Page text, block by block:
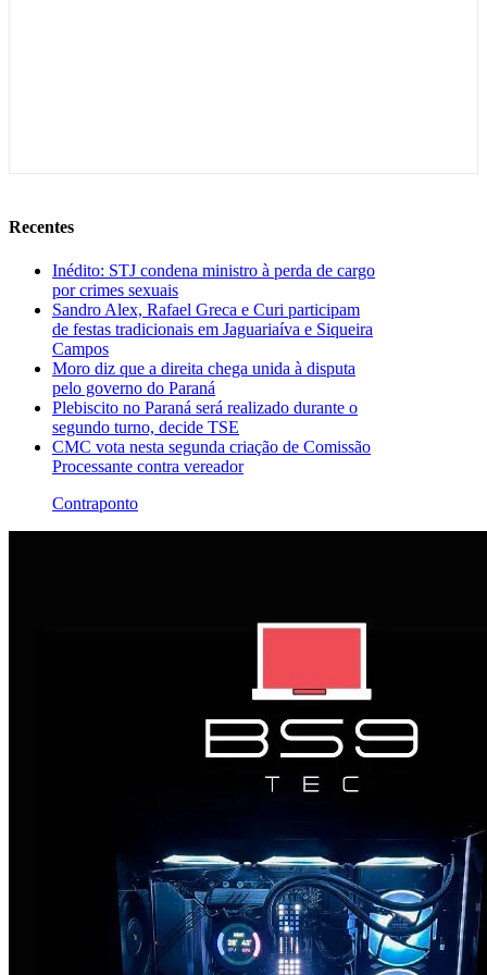
Recentes
Inédito: STJ condena ministro à perda de cargo
por crimes sexuais
Sandro Alex, Rafael Greca e Curi participam
de festas tradicionais em Jaguariaíva e Siqueira
Campos
Moro diz que a direita chega unida à disputa
pelo governo do Paraná
Plebiscito no Paraná será realizado durante o
segundo turno, decide TSE
CMC vota nesta segunda criação de Comissão
Processante contra vereador
Contraponto